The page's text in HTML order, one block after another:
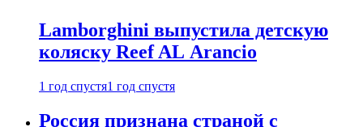
Lamborghini выпустила детскую
коляску Reef AL Arancio
1 год спустя1 год спустя
Россия признана страной с